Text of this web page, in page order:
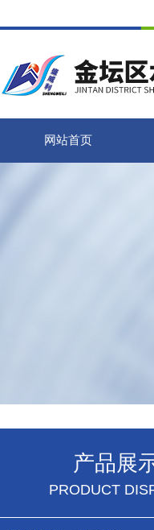
网站首页
产品展
PRODUCT